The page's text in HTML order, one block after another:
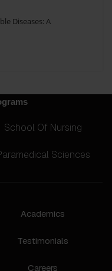
Diseases: A
School Of Nursing
Sciences
Academics
Testimonials
Careers